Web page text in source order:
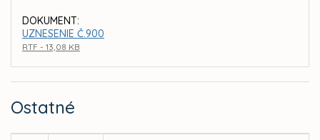
DOKUMENT:
UZNESENIE Č.900
RTF - 13,08 KB
Ostatné